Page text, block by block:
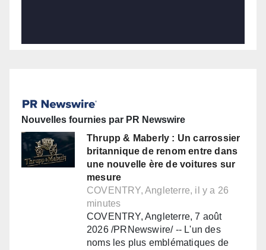
Nouvelles fournies par PR Newswire
Thrupp & Maberly : Un carrossier
britannique de renom entre dans
une nouvelle ère de voitures sur
mesure
COVENTRY, Angleterre, il y a 26
minutes
COVENTRY, Angleterre, 7 août
2026 /PRNewswire/ -- L'un des
noms les plus emblématiques de